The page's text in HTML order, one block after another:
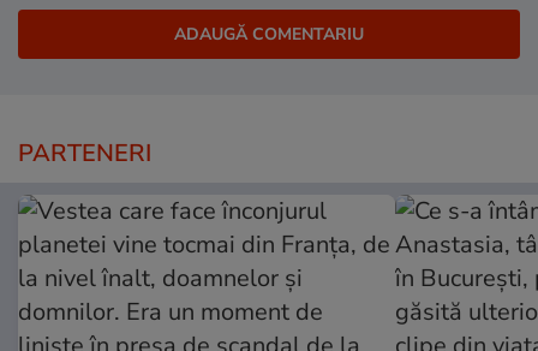
PARTENERI